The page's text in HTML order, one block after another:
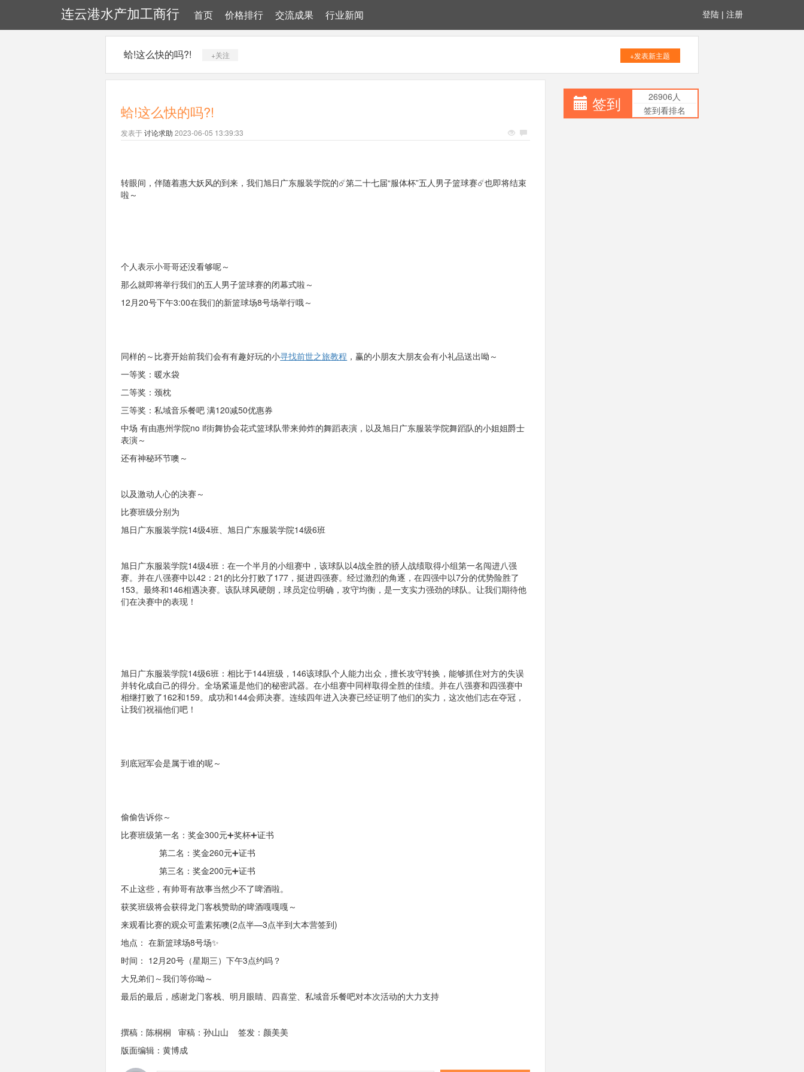
连云港水产加工商行 首页 价格排行 交流成果 行业新闻 登陆 | 注册
蛤!这么快的吗?! +关注 +发表新主题
蛤!这么快的吗?!
发表于讨论求助 2023-06-05 13:39:33
转眼间，伴随着惠大妖风的到来，我们旭日广东服装学院的☄️第二十七届“服体杯”五人男子篮球赛☄️也即将结束
啦～
个人表示小哥哥还没看够呢～
那么就即将举行我们的五人男子篮球赛的闭幕式啦～
12月20号下午3:00在我们的新篮球场8号场举行哦～
同样的～比赛开始前我们会有有趣好玩的小寻找前世之旅教程 ，赢的小朋友大朋友会有小礼品送出呦～
一等奖：暖水袋
二等奖：颈枕
三等奖：私域音乐餐吧满120减50优惠券
中场 有由惠州学院no if街舞协会花式篮球队带来帅炸的舞蹈表演 ，以及旭日广东服装学院舞蹈队的小姐姐爵士
表演～
还有神秘环节噢～
以及激动人心的决赛～
比赛班级分别为
旭日广东服装学院14级4班、旭日广东服装学院14级6班
旭日广东服装学院14级4班：在一个半月的小组赛中，该球队以4战全胜的骄人战绩取得小组第一名闯进八强
赛。并在八强赛中以42 ：21 的比分打败了177 ，挺进四强赛。经过激烈的角逐，在四强中以7分的优势险胜了
153。最终和146相遇决赛。该队球风硬朗，球员定位明确，攻守均衡，是一支实力强劲的球队。让我们期待他
们在决赛中的表现！
旭日广东服装学院14级6班：相比于144班级， 146该球队个人能力出众，擅长攻守转换，能够抓住对方的失误
并转化成自己的得分。全场紧逼是他们的秘密武器。在小组赛中同样取得全胜的佳绩。并在八强赛和四强赛中
相继打败了162和159。成功和144会师决赛。连续四年进入决赛已经证明了他们的实力，这次他们志在夺冠，
让我们祝福他们吧！
到底冠军会是属于谁的呢～
偷偷告诉你～
比赛班级第一名：奖金300元➕奖杯➕证书
第二名：奖金260元➕证书
第三名：奖金200元➕证书
不止这些，有帅哥有故事当然少不了啤酒啦。
获奖班级将会获得龙门客栈赞助的啤酒嘎嘎嘎～
来观看比赛的观众可盖素拓噢(2点半—3点半到大本营签到)
地点： 在新篮球场8号场✨
时间： 12月20号（星期三）下午3点约吗？
大兄弟们～我们等你呦～
最后的最后，感谢龙门客栈、明月眼睛、四喜堂、私域音乐餐吧对本次活动的大力支持
撰稿：陈桐桐 审稿：孙山山 签发：颜美美
版面编辑：黄博成
签到
26906人
签到看排名